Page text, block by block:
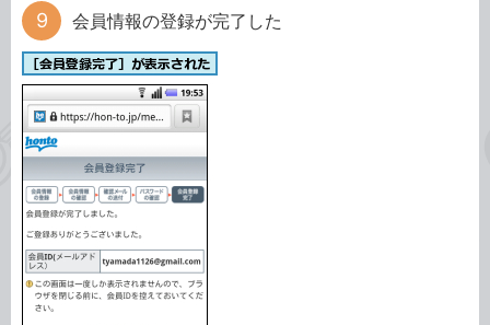
会員情報の登録が完了した